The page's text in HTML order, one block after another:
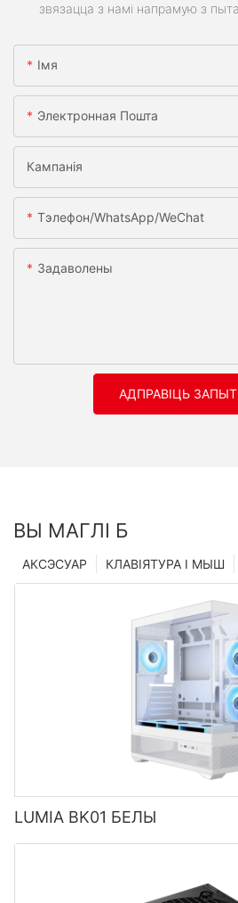
звязацца з намі напрамую з
Імя
Электронная Пошта
Кампанія
Тэлефон/WhatsApp/WeChat
Задаволены
АДПРАВІЦЬ
ВЫ МАГЛІ Б
КЛАВІЯТУРА І МЫШ
АКСЭСУАР
LUMIA BK01 БЕЛЫ